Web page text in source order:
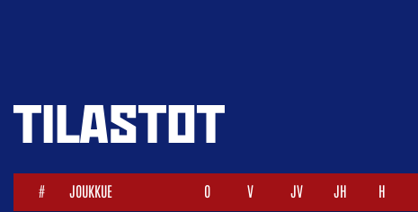
TILASTOT
# JOUKKUE O V JV JH H